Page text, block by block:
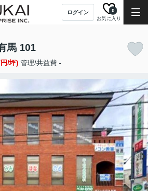
ログイン
お気に入り
0
馬 101
/坪) 管理/共益費 -